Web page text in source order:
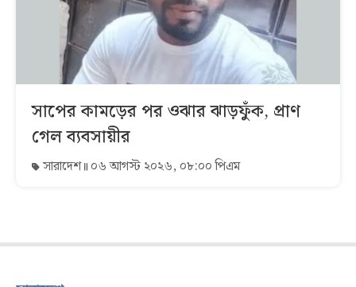
সাপের কামড়ের পর ওঝার ঝাড়ফুঁক, প্রাণ
গেল ব্যবসায়ীর
সারাদেশ ০৬ আগস্ট ২০২৬, ০৮:০০ পিএম